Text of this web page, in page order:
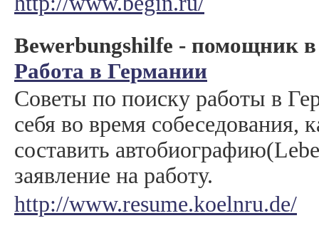
Bewerbungshilfe - помощник
Работа в Германии
Советы по поиску работы в
себя во время собеседования,
составить
заявление на работу.
http://www.resume.koelnru.de/